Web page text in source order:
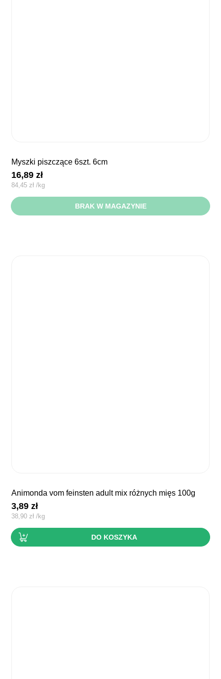
myszki piszczące 6szt. 6cm
16,89zł
84,45 zł /kg
BRAK W MAGAZYNIE
animonda vom feinsten adult mix różnych mięs 100g
3,89zł
38,90 zł /kg
DO KOSZYKA